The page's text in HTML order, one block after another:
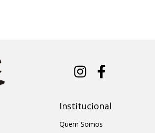
Institucional
Quem Somos